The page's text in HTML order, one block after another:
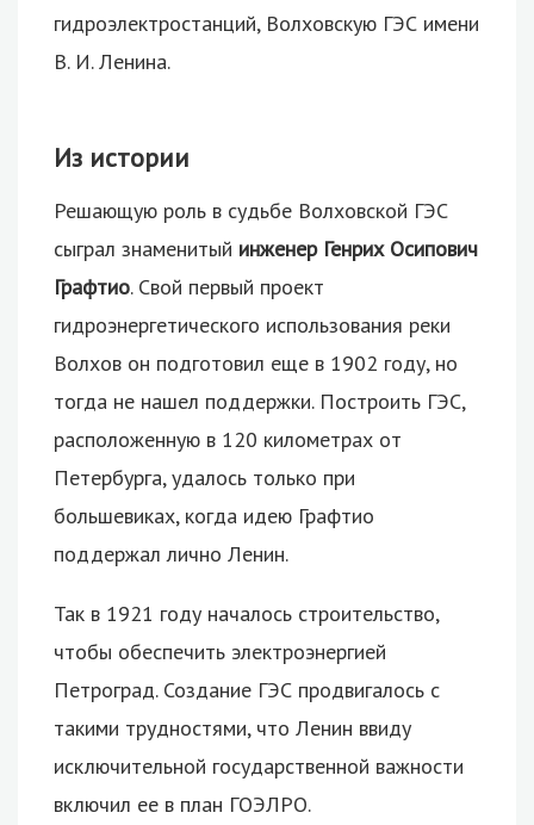
гидроэлектростанций, Волховскую ГЭС имени
В. И. Ленина.
Из истории
Решающую роль в судьбе Волховской ГЭС
сыграл знаменитый инженер Генрих Осипович
Графтио. Свой первый проект
гидроэнергетического использования реки
Волхов он подготовил еще в 1902 году, но
тогда не нашел поддержки. Построить ГЭС,
расположенную в 120 километрах от
Петербурга, удалось только при
большевиках, когда идею Графтио
поддержал лично Ленин.
Так в 1921 году началось строительство,
чтобы обеспечить электроэнергией
Петроград. Создание ГЭС продвигалось с
такими трудностями, что Ленин ввиду
исключительной государственной важности
включил ее в план ГОЭЛРО.